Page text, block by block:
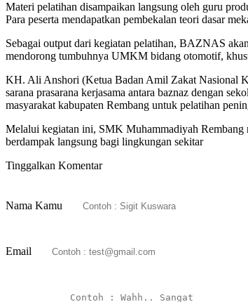
Materi pelatihan disampaikan langsung oleh guru
Para peserta mendapatkan pembekalan teori dasar
Sebagai output dari kegiatan pelatihan, BAZNAS
mendorong tumbuhnya UMKM bidang otomotif,
KH. Ali Anshori (Ketua Badan Amil Zakat Nasional
sarana prasarana kerjasama antara baznaz dengan
masyarakat kabupaten Rembang untuk pelatihan
Melalui kegiatan ini, SMK Muhammadiyah Rembang
berdampak langsung bagi lingkungan sekitar
Tinggalkan Komentar
Nama Kamu
Email